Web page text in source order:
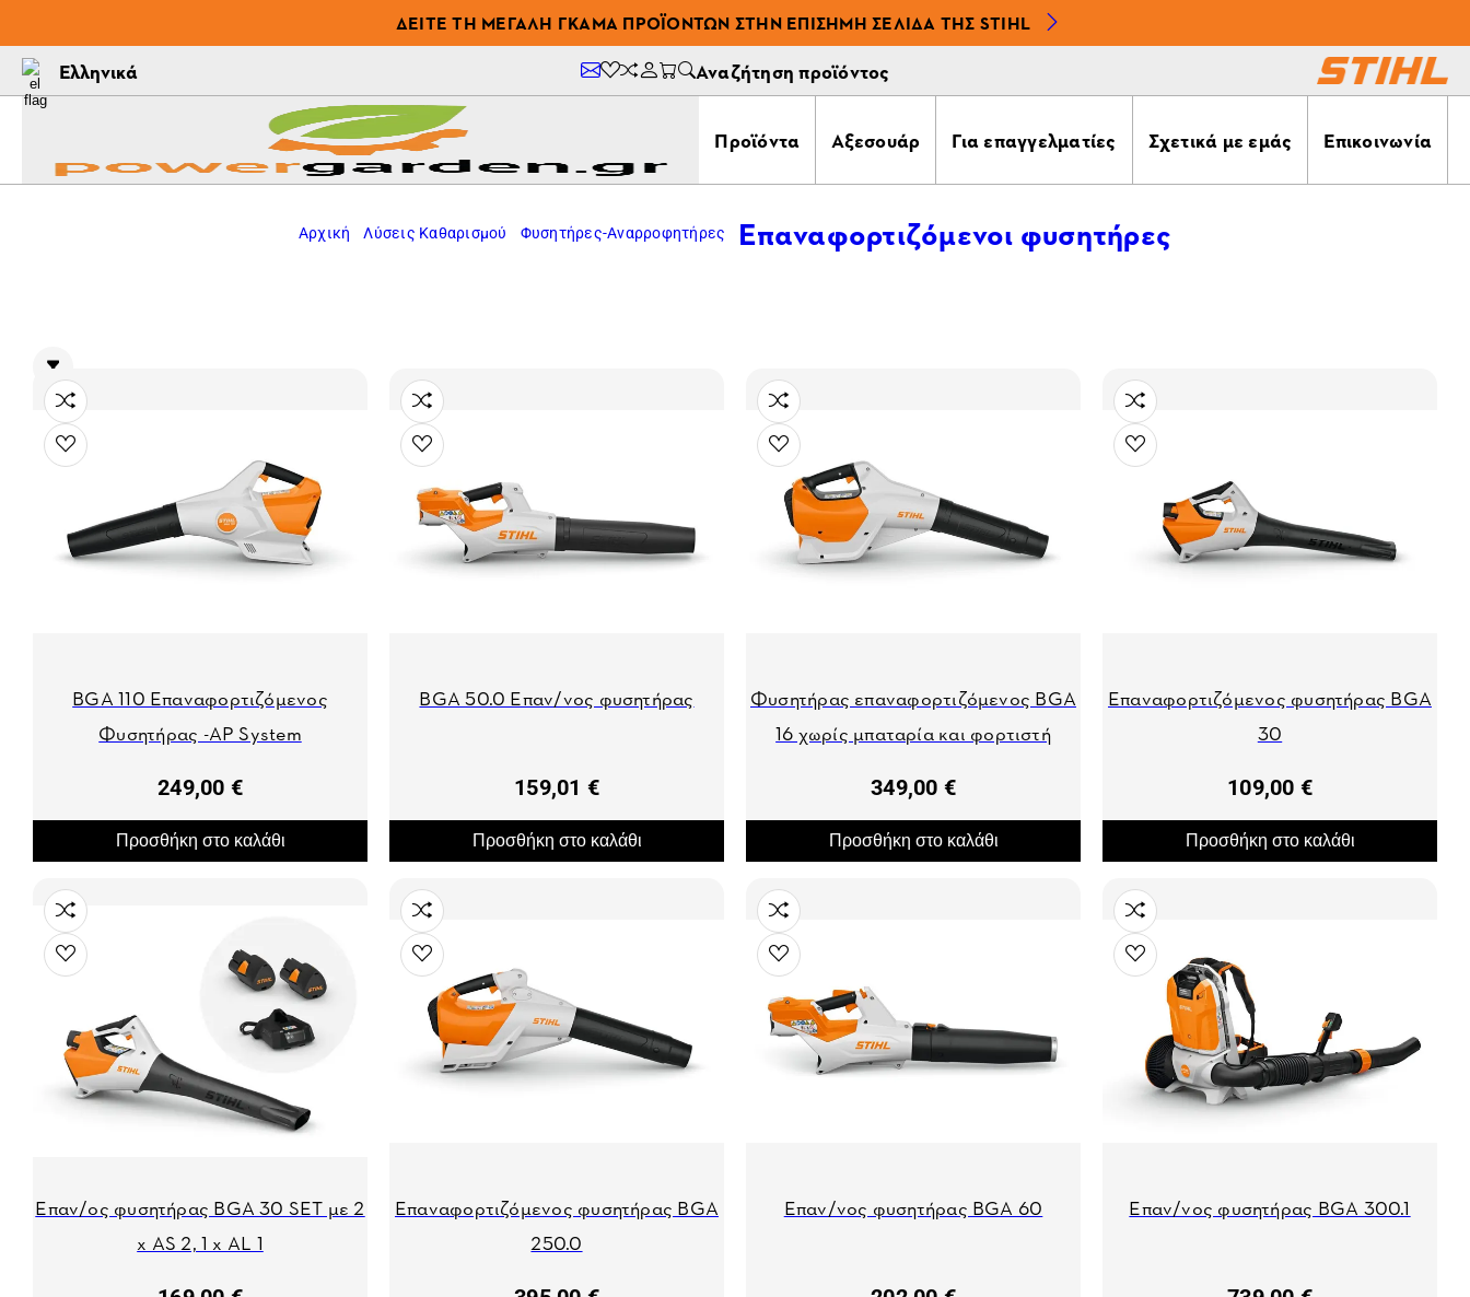
ΔΕΊΤΕ ΤΗ ΜΕΓΆΛΗ ΓΚΆΜΑ ΠΡΟΪΌΝΤΩΝ ΣΤΗΝ ΕΠΊΣΗΜΗ ΣΕΛΊΔΑ ΤΗΣ STIHL
Ελληνικά Αναζήτηση προϊόντος
Προϊόντα Αξεσουάρ Για επαγγελματίες Σχετικά με εμάς Επικοινωνία
Αρχική Λύσεις Καθαρισμού Φυσητήρες-Αναρροφητήρες Επαναφορτιζόμενοι φυσητήρες
BGA 110 Eπαναφορτιζόμενος
Φυσητήρας -AP System
249,00 €
Προσθήκη στο καλάθι
BGA 50.0 Επαν/νος φυσητήρας
159,01 €
Προσθήκη στο καλάθι
Φυσητήρας επαναφορτιζόμενος BGA
16 χωρίς μπαταρία και φορτιστή
349,00 €
Προσθήκη στο καλάθι
Επαναφορτιζόμενος φυσητήρας BGA
30
109,00 €
Προσθήκη στο καλάθι
Επαν/ος φυσητήρας BGA 30 SET με 2
x AS 2, 1 x AL 1
Επαναφορτιζόμενος φυσητήρας BGA
250.0
Επαν/νος φυσητήρας BGA 60 Επαν/νος φυσητήρας BGA 300.1